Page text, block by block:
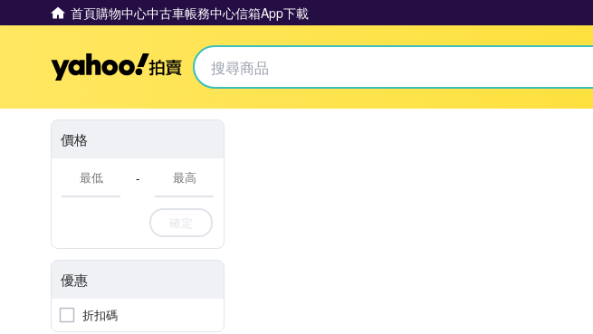
首頁購物中心中古車帳務中心信箱App下載
Yahoo拍賣
價格
-
確定
優惠
折扣碼